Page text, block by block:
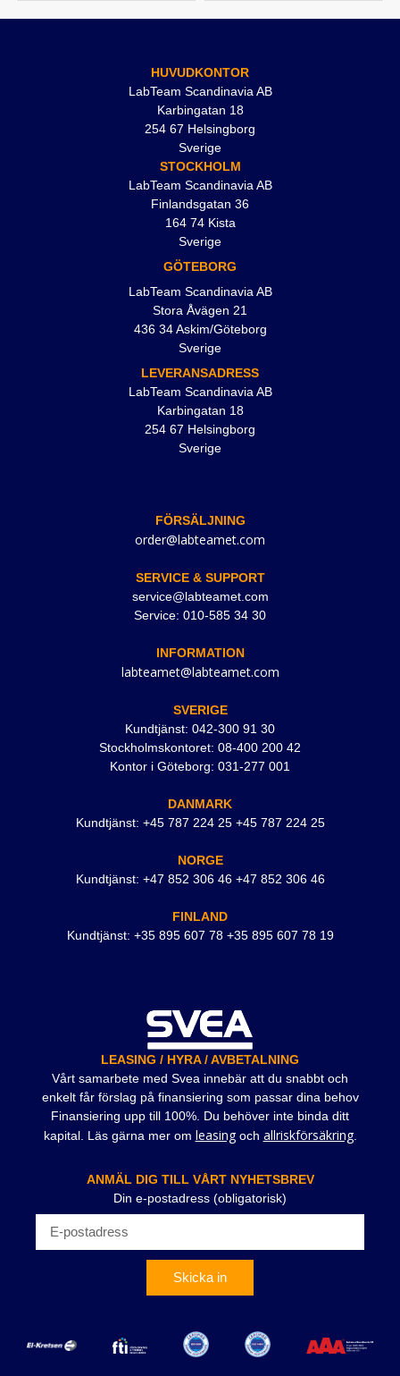
HUVUDKONTOR
LabTeam Scandinavia AB
Karbingatan 18
254 67 Helsingborg
Sverige
STOCKHOLM
LabTeam Scandinavia AB
Finlandsgatan 36
164 74 Kista
Sverige
GÖTEBORG
LabTeam Scandinavia AB
Stora Åvägen 21
436 34 Askim/Göteborg
Sverige
LEVERANSADRESS
LabTeam Scandinavia AB
Karbingatan 18
254 67 Helsingborg
Sverige
FÖRSÄLJNING
order@labteamet.com
SERVICE & SUPPORT
service@labteamet.com
Service: 010-585 34 30
INFORMATION
labteamet@labteamet.com
SVERIGE
Kundtjänst: 042-300 91 30
Stockholmskontoret: 08-400 200 42
Kontor i Göteborg: 031-277 001
DANMARK
Kundtjänst: +45 787 224 25 +45 787 224 25
NORGE
Kundtjänst: +47 852 306 46 +47 852 306 46
FINLAND
Kundtjänst: +35 895 607 78 +35 895 607 78 19
LEASING / HYRA / AVBETALNING
Vårt samarbete med Svea innebär att du snabbt och
enkelt får förslag på finansiering som passar dina behov
Finansiering upp till 100%. Du behöver inte binda ditt
kapital. Läs gärna mer om leasingoch allriskförsäkring.
ANMÄL DIG TILL VÅRT NYHETSBREV
Din e-postadress (obligatorisk)
Skicka in